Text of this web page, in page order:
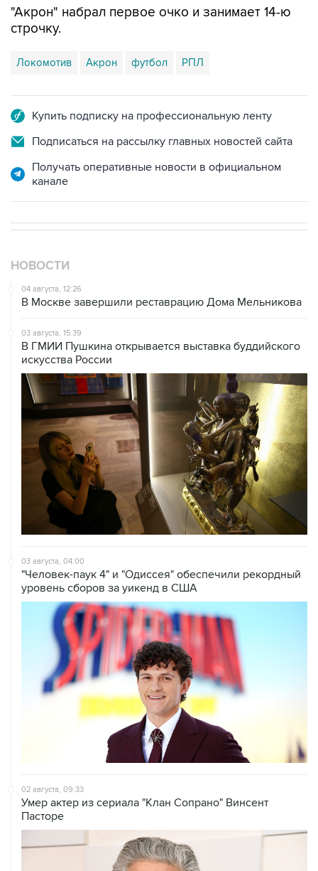
"Акрон" набрал первое очко и занимает 14-ю
строчку.
Локомотив Акрон футбол РПЛ
Купить подписку на профессиональную ленту
Подписаться на рассылку главных новостей сайта
Получать оперативные новости в официальном
канале
НОВОСТИ
04 августа, 12:26
В Москве завершили реставрацию Дома Мельникова
03 августа, 15:39
В ГМИИ Пушкина открывается выставка буддийского
искусства России
03 августа, 04:00
"Человек-паук 4" и "Одиссея" обеспечили рекордный
уровень сборов за уикенд в США
02 августа, 09:33
Умер актер из сериала "Клан Сопрано" Винсент
Пасторе